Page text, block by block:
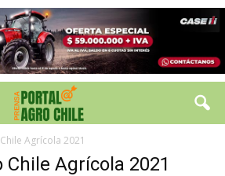
Agrícola 2021
Chile Agrícola 2021